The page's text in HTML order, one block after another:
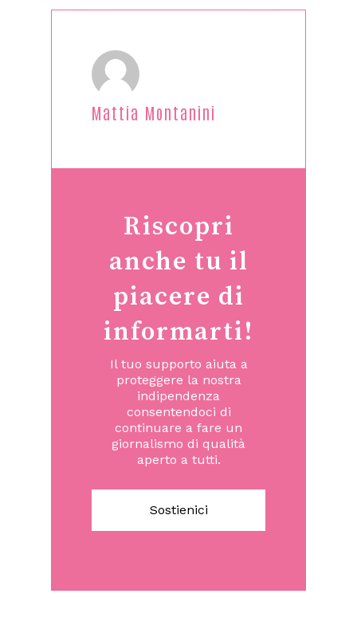
Mattia Montanini
Riscopri
anche tu il
piacere di
informarti!
Il tuo supporto aiuta a
proteggere la nostra
indipendenza
consentendoci di
continuare a fare un
giornalismo di qualità
aperto a tutti.
Sostienici